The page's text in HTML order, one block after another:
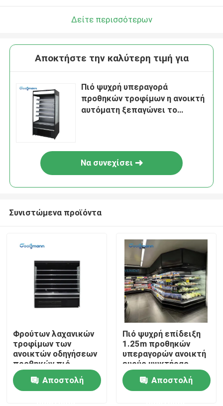
Σπίτι
Προϊόντα
Δείτε περισσότερων
Αποκτήστε την καλύτερη τιμή για
Πιό ψυχρή υπεραγορά
προθηκών τροφίμων η ανοικτή
αυτόματη ξεπαγώνει το
Να συνεχίσει
Συνιστώμενα προϊόντα
Φρούτων λαχανικών
τροφίμων των
ανοικτών οδηγήσεων
προθηκών πιό
ψυχρών 4 στρώματα
ψυγείων επίδειξης
Αποστολή
Πιό ψυχρή επίδειξη
1.25m προθηκών
υπεραγορών ανοικτή
ευρύς ψυκτήρας
γραφείου λαχανικών
φρούτωνΑποστολή